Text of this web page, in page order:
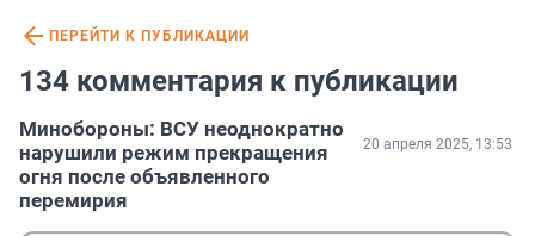
ПЕРЕЙТИ К ПУБЛИКАЦИИ
134 комментария к публикации
Минобороны: ВСУ неоднократно
нарушили режим прекращения
огня после объявленного
перемирия
20 апреля 2025, 13:53